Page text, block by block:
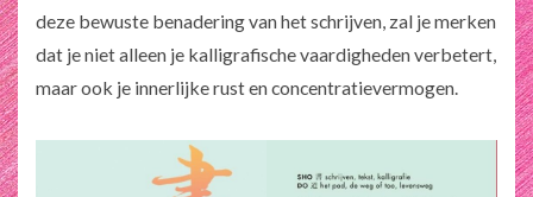
deze bewuste benadering van het schrijven, zal je merken
dat je niet alleen je kalligrafische vaardigheden verbetert,
maar ook je innerlijke rust en concentratievermogen.